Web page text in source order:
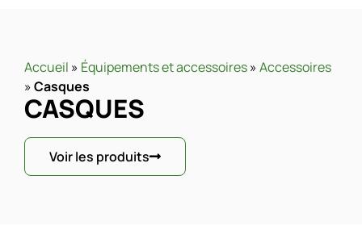
Accueil » Équipements et accessoires»Accessoires
»Casques
CASQUES
Voir les produits